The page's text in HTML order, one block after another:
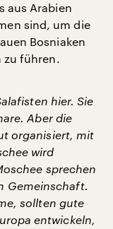
aus Arabien
sind, um die
Bosniaken
zu führen.
hier. Sie
Aber die
organisiert, mit
wird
sprechen
Gemeinschaft.
sollten gute
entwickeln,